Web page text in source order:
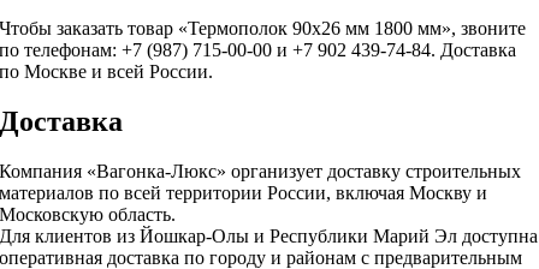
Чтобы заказать товар «Термополок 90х26 мм 1800 мм», звоните
по телефонам: +7 (987) 715-00-00 и +7 902 439-74-84. Доставка
по Москве и всей России.
Доставка
Компания «Вагонка-Люкс» организует доставку строительных
материалов по всей территории России, включая Москву и
Московскую область.
Для клиентов из Йошкар-Олы и Республики Марий Эл доступна
оперативная доставка по городу и районам с предварительным